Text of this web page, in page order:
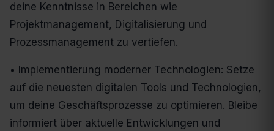
deine Kenntnisse in Bereichen wie
Projektmanagement, Digitalisierung und
Prozessmanagement zu vertiefen.
• Implementierung moderner Technologien: Setze
auf die neuesten digitalen Tools und Technologien,
um deine Geschäftsprozesse zu optimieren. Bleibe
informiert über aktuelle Entwicklungen und